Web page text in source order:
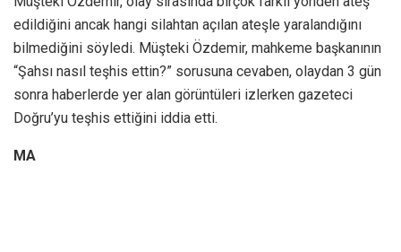
edildiğini ancak hangi silahtan açılan ateşle yaralandığını
bilmediğini söyledi. Müşteki Özdemir, mahkeme başkanının
“Şahsı nasıl teşhis ettin?” sorusuna cevaben, olaydan 3 gün
sonra haberlerde yer alan görüntüleri izlerken gazeteci
Doğru’yu teşhis ettiğini iddia etti.
MA